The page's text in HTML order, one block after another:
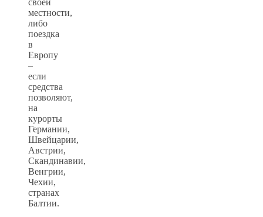
местности,
либо
поездка
в
Европу
–
если
средства
позволяют,
на
курорты
Германии,
Швейцарии,
Австрии,
Скандинавии,
Венгрии,
Чехии,
странах
Балтии.